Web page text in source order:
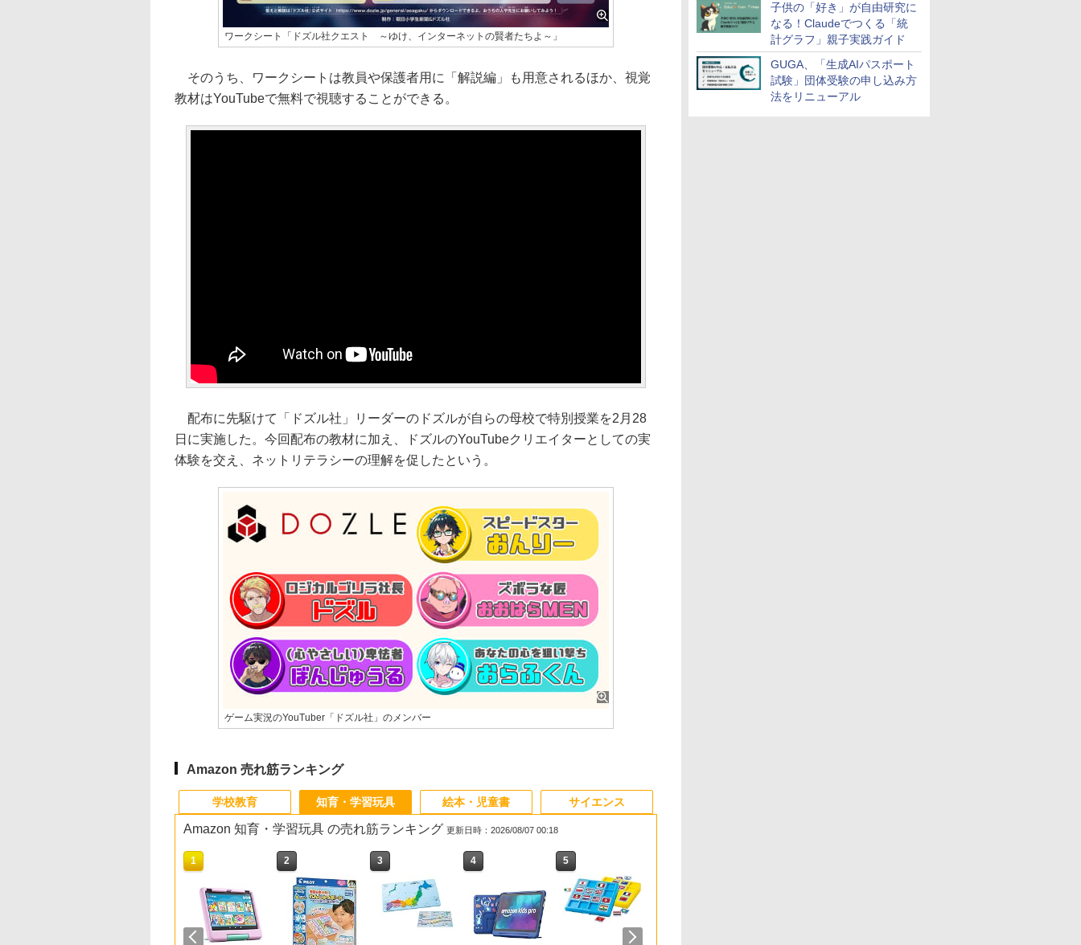
子供の「好き」が自由研究に
なる！Claudeでつくる「統
計グラフ」親子実践ガイド
GUGA、「生成AIパスポート
試験」団体受験の申し込み方
法をリニューアル
ワークシート「ドズル社クエスト ～ゆけ、インターネットの賢者たちよ～」
そのうち、ワークシートは教員や保護者用に「解説編」も用意されるほか、視覚
教材はYouTubeで無料で視聴することができる。
配布に先駆けて「ドズル社」リーダーのドズルが自らの母校で特別授業を2月28
日に実施した。今回配布の教材に加え、ドズルのYouTubeクリエイターとしての実
体験を交え、ネットリテラシーの理解を促したという。
ゲーム実況のYouTuber「ドズル社」のメンバー
Amazon 売れ筋ランキング
学校教育
1 2 3 4 5
知育・学習玩具
Amazon 知育・学習玩具 の売れ筋ランキング 更新日時：2026/08/07 00:18
1 2 3 4 5
絵本・児童書 サイエンス